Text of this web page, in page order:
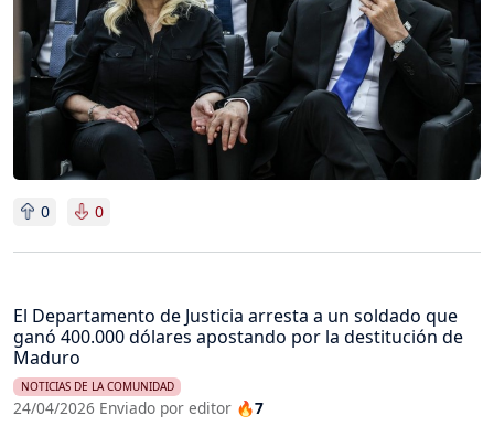
0 0
El Departamento de Justicia arresta a un soldado que
ganó 400.000 dólares apostando por la destitución de
Maduro
NOTICIAS DE LA COMUNIDAD
24/04/2026 Enviado por editor 🔥7